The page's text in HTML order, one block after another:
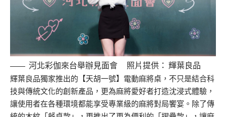
河北彩伽來台舉辦見面會 照片提供： 輝葉良品
輝葉良品獨家推出的【天胡一號】電動麻將桌，不只是結合科
技與傳統文化的創新產品，更為麻將愛好者打造沈浸式體驗，
讓使用者在各種環境都能享受專業級的麻將對局饗宴。除了傳